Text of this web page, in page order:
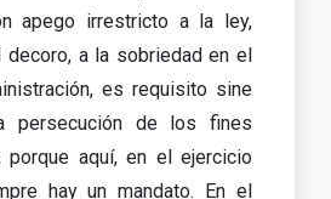
apego irrestricto a la ley,
decoro, a la sobriedad en el
es requisito sine
persecución de los fines
porque aquí, en el ejercicio
hay un mandato. En el